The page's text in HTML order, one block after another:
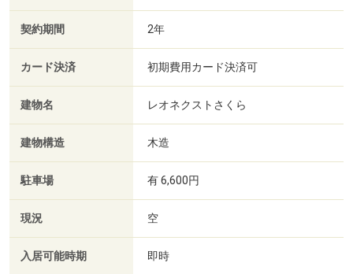
契約期間 2年
カード決済 初期費用カード決済可
建物名 レオネクストさくら
建物構造 木造
駐車場 有 6,600円
現況 空
入居可能時期 即時